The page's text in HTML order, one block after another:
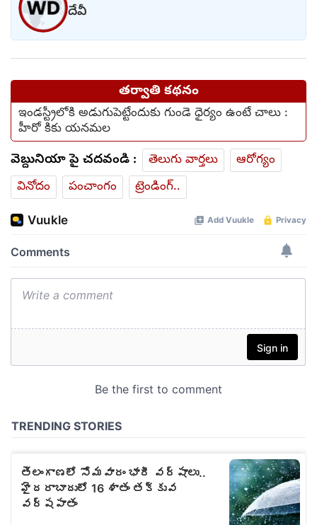
దేవీ
తర్వాతి కథనం
ఇండస్ట్రీలోకి అడుగుపెట్టేందుకు గుండె ధైర్యం ఉంటే చాలు :
హీరో కికు యనమల
వెబ్దునియా పై చదవండి : తెలుగు వార్తలు
ఆరోగ్యం
వినోదం
పంచాంగం ట్రెండింగ్..